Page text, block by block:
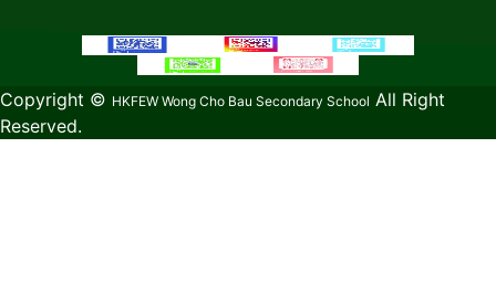
教育傳媒集團 GoodSchool.hk
Copyright © HKFEW Wong Cho Bau Secondary School All Right
Reserved.